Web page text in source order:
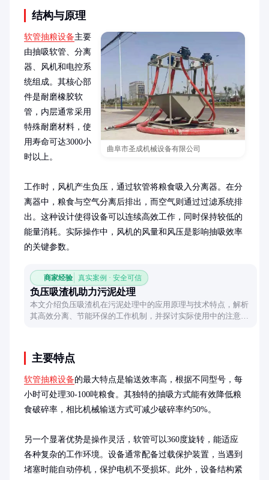
结构与原理
曲阜市圣成机械设备有限公司
软管抽粮设备主要
由抽吸软管、分离
器、风机和电控系
统组成。其核心部
件是耐磨橡胶软
管，内层通常采用
特殊耐磨材料，使
用寿命可达3000小
时以上。
工作时，风机产生负压，通过软管将粮食吸入分离器。在分
离器中，粮食与空气分离后排出，而空气则通过过滤系统排
出。这种设计使得设备可以连续高效工作，同时保持较低的
能量消耗。实际操作中，风机的风量和风压是影响抽吸效率
的关键参数。
商家经验 真实案例 · 安全可信
负压吸渣机助力污泥处理
本文介绍负压吸渣机在污泥处理中的应用原理与技术特点，解析
其高效分离、节能环保的工作机制，并探讨实际使用中的注意事
主要特点
软管抽粮设备的最大特点是输送效率高，根据不同型号，每
小时可处理30-100吨粮食。其独特的抽吸方式能有效降低粮
食破碎率，相比机械输送方式可减少破碎率约50%。
另一个显著优势是操作灵活，软管可以360度旋转，能适应
各种复杂的工作环境。设备通常配备过载保护装置，当遇到
堵塞时能自动停机，保护电机不受损坏。此外，设备结构紧